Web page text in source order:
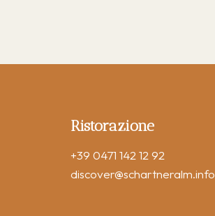
Ristorazione
+39 0471 142 12 92
discover@schartneralm.info